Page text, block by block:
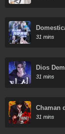
Todos
31 mins
Dios
31 mins
Chaman
31 mins